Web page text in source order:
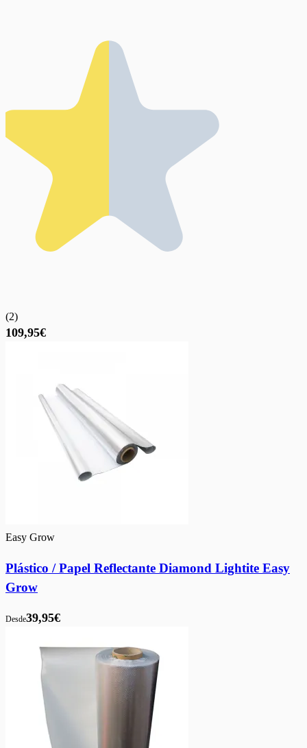
(2)
109,95€
Easy Grow
Plástico / Papel Reflectante Diamond Lightite Easy
Grow
Desde39,95€